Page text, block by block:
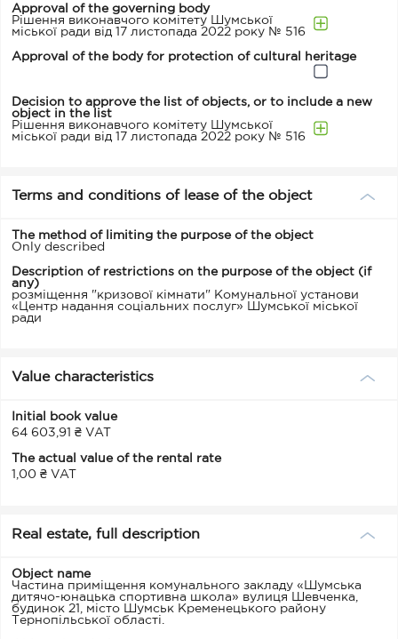
Approval of the governing body
Рішення виконавчого комітету Шумської
міської ради від 17 листопада 2022 року № 516
Approval of the body for protection of cultural heritage
Decision to approve the list of objects, or to include a new
object in the list
Рішення виконавчого комітету Шумської
міської ради від 17 листопада 2022 року № 516
Terms and conditions of lease of the object
The method of limiting the purpose of the object
Only described
Description of restrictions on the purpose of the object (if
any)
розміщення "кризової кімнати" Комунальної установи
«Центр надання соціальних послуг» Шумської міської
ради
Value characteristics
Initial book value
64 603,91 ₴ VAT
The actual value of the rental rate
1,00 ₴ VAT
Real estate, full description
Object name
Частина приміщення комунального закладу «Шумська
дитячо-юнацька спортивна школа» вулиця Шевченка,
будинок 21, місто Шумськ Кременецького району
Тернопільської області.